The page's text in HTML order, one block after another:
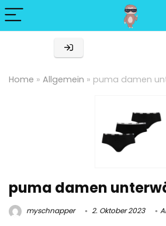
Home » Allgemein » puma damen
puma damen
myschnapper 2. Oktober 2023